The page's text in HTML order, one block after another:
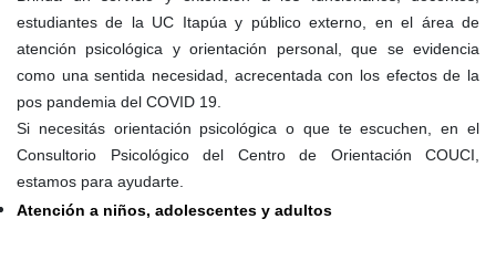
estudiantes de la UC Itapúa y público externo, en el área de
atención psicológica y orientación personal, que se evidencia
como una sentida necesidad, acrecentada con los efectos de la
pos pandemia del COVID 19.
Si necesitás orientación psicológica o que te escuchen, en el
Consultorio Psicológico del Centro de Orientación COUCI,
estamos para ayudarte.
Atención a niños, adolescentes y adultos